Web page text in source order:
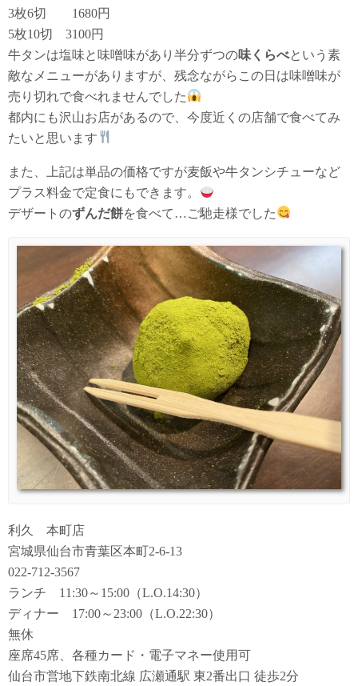
3枚6切 1680円
5枚10切 3100円
牛タンは塩味と味噌味があり半分ずつの味くらべという素
敵なメニューがありますが、残念ながらこの日は味噌味が
売り切れで食べれませんでした
都内にも沢山お店があるので、今度近くの店舗で食べてみ
たいと思います
また、上記は単品の価格ですが麦飯や牛タンシチューなど
プラス料金で定食にもできます。
デザートのずんだ餅を食べて…ご馳走様でした
利久 本町店
宮城県仙台市青葉区本町2-6-13
022-712-3567
ランチ 11:30～15:00（L.O.14:30）
ディナー 17:00～23:00（L.O.22:30）
無休
座席45席、各種カード・電子マネー使用可
仙台市営地下鉄南北線 広瀬通駅 東2番出口 徒歩2分